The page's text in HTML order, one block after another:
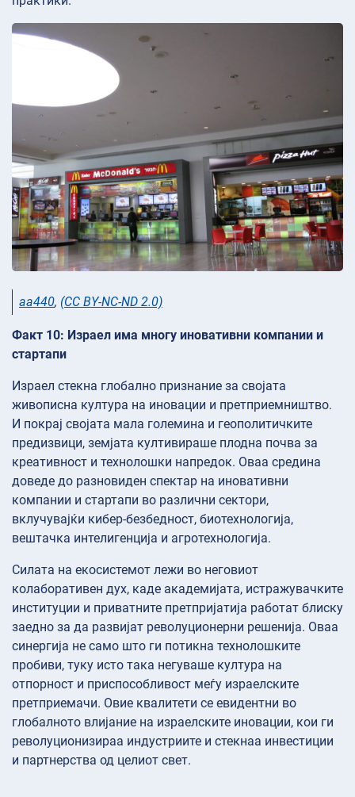
aa440, (CC BY-NC-ND 2.0)
Факт 10: Израел има многу иновативни компании и
стартапи
Израел стекна глобално признание за својата
живописна култура на иновации и претприемништво.
И покрај својата мала големина и геополитичките
предизвици, земјата култивираше плодна почва за
креативност и технолошки напредок. Оваа средина
доведе до разновиден спектар на иновативни
компании и стартапи во различни сектори,
вклучувајќи кибер-безбедност, биотехнологија,
вештачка интелигенција и агротехнологија.
Силата на екосистемот лежи во неговиот
колаборативен дух, каде академијата, истражувачките
институции и приватните претпријатија работат блиску
заедно за да развијат револуционерни решенија. Оваа
синергија не само што ги потикна технолошките
пробиви, туку исто така негуваше култура на
отпорност и приспособливост меѓу израелските
претприемачи. Овие квалитети се евидентни во
глобалното влијание на израелските иновации, кои ги
револуционизираа индустриите и стекнаа инвестиции
и партнерства од целиот свет.